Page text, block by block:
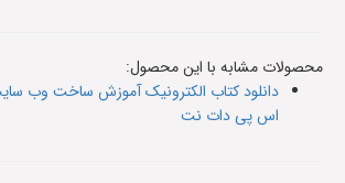
محصولات مشابه با این محصول:
دانلود کتاب الکترونیک آموزش ساخت وب
اس پی دات نت